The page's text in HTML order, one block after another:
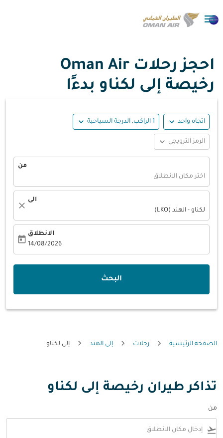

احجز رحلات Oman Air
رخيصة إلى لكناو بدءًا
اتجاه واحد expand_more 1 الراكب, الدرجة السياحية expand_more
الرمز الترويجي expand_more
من
اختر مكان الانطلاق
الى
لكناو - الهند (LKO)
close
الانطلاق
14/08/2026
today
البحث
الصفحة الرئيسية رحلات إلى الهند إلى لكناو
تذاكر طيران رخيصة إلى لكناو
من
flight_takeoff